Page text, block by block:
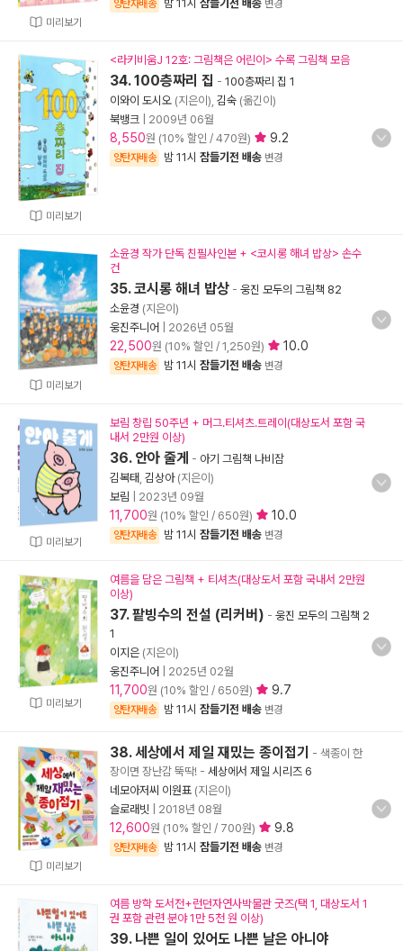
미리보기
양탄자배송 밤 11시 잠들기전 배송 변경
미리보기
<라키비움J 12호: 그림책은 어린이> 수록 그림책 모음
34. 100층짜리 집 - 100층짜리 집 1
이와이 도시오 (지은이), 김숙 (옮긴이)
북뱅크
2009년 06월
8,550원 (10% 할인 / 470원) 9.2
양탄자배송 밤 11시 잠들기전 배송 변경
미리보기
소윤경 작가 단독 친필사인본 + <코시롱 해녀 밥상> 손수
건
35. 코시롱 해녀 밥상 - 웅진 모두의 그림책 82
소윤경 (지은이)
웅진주니어
2026년 05월
22,500원 (10% 할인 / 1,250원) 10.0
양탄자배송 밤 11시 잠들기전 배송 변경
미리보기
보림 창립 50주년 + 머그.티셔츠.트레이(대상도서 포함 국
내서 2만원 이상)
36. 안아 줄게 - 아기 그림책 나비잠
김복태 김상아(지은이)
보림
2023년 09월
11,700원 (10% 할인 / 650원) 10.0
양탄자배송 밤 11시 잠들기전 배송 변경
미리보기
여름을 담은 그림책 + 티셔츠(대상도서 포함 국내서 2만원
이상)
37. 팥빙수의 전설 (리커버) - 웅진 모두의 그림책 2
1
이지은 (지은이)
웅진주니어
2025년 02월
11,700원 (10% 할인 / 650원) 9.7
양탄자배송 밤 11시 잠들기전 배송 변경
미리보기
38. 세상에서 제일 재밌는 종이접기
- 색종이 한
장이면 장난감 뚝딱! - 세상에서 제일 시리즈 6
네모아저씨 이원표 (지은이)
슬로래빗
2018년 08월
12,600원 (10% 할인 / 700원) 9.8
양탄자배송 밤 11시 잠들기전 배송 변경
여름 방학 도서전+런던자연사박물관 굿즈(택 1, 대상도서 1
권 포함 관련 분야 1만 5천 원 이상)
39. 나쁜 일이 있어도 나쁜 날은 아니야